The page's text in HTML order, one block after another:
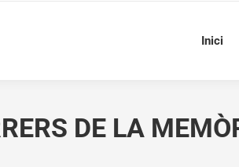
Inici
DE LA